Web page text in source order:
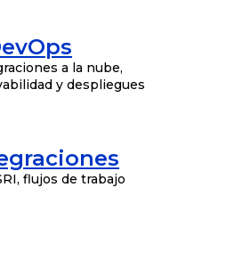
a la nube,
y despliegues
flujos de trabajo